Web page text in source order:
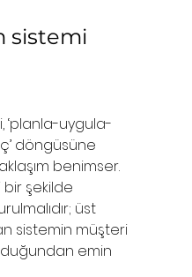
sistemi
‘planla-uygula-
döngüsüne
benimser.
bir şekilde
üst
sistemin müşteri
emin